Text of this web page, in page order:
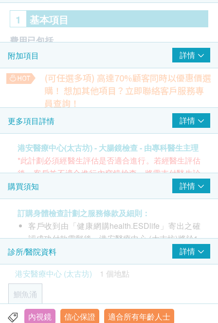
1 基本項目
費用已包括
指定腸胃科專科醫生或外科醫生檢查費
內視鏡室費用
靜脈鎮靜劑
照片1套及檢查報告
附加項目 詳情
(可任選多項) 高達70%顧客同時以優惠價選
購！ 想加其他項目？立即聯絡客戶服務專
員查詢！
監察麻醉
一種在麻醉科醫生監控下進行的無痛胃鏡或腸鏡檢查，確保病
人在深層睡眠中舒適完成，醫生會監測心跳、呼吸、血壓等生
命徵象，提高安全性，檢查後會逐漸甦醒，復甦期間，全程由
專業護士監察的維生指數。這種方式結合了麻醉的舒適性與監
護的安全性，尤其適合害怕疼痛或需要同時進行治療的患者。
HK$3,300.0
更多項目詳情 詳情
港安醫療中心(太古坊) - 大腸鏡檢查 - 由專科醫生主理
*此計劃必須經醫生評估是否適合進行。若經醫生評估
後，客戶並不適合進行內窺鏡檢查，將需支付醫生診
症費用HKD1700，餘下差額將會退回。如有爭議，健
康網購health.ESDlife 及 港安醫療中心 保留最後決定
權。
費用已包括：檢查前後會診、指定腸胃科專科醫生
或外科醫生檢查費、內視鏡室費用、抽取活組織、
靜脈鎮靜劑費用、護理費、照片1套、檢查報告
費用不包括：監測麻醉藥物、靜脈輸液, 切除瘜肉
及其消耗品、病理化驗費及其後的跟進治療、手術
程序以外的緊急服務、額外照片和檢查後的口服藥
物
清腸通便劑之劑量及品牌須由醫生現場評估後決
購買須知 詳情
訂購身體檢查計劃之服務條款及細則：
客戶收到由「健康網購health.ESDlife」寄出之確
認成功付款電郵後，港安醫療中心 (太古坊)將於1-
2個工作天內，致電客戶預約身體檢查的時間及地
點。客戶亦可於訂單確認後1個工作天致電港安醫
療中心 (太古坊) 查詢 (電話: 2309 5000)。
客戶必須於預約當天出示身份証及列印訂購確認信
以確認身份。
身體檢查計劃有效期為6個月，客戶必須於6個月內
診所/醫院資料
詳情
港安醫療中心 (太古坊)
1 個地點
鰂魚涌
香港鰂魚涌英皇道979號太古坊濠豐大廈19樓
內視鏡 信心保證 適合所有年齡人士